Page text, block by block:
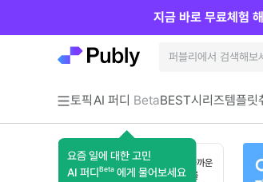
토픽AI 퍼디 Beta
요즘 일에 대한 고민
AI 퍼디 Beta 에게 물어보세요
BEST시리즈템플릿
지금 바로 무료체험
혼자 보기 아까운
콘텐츠를